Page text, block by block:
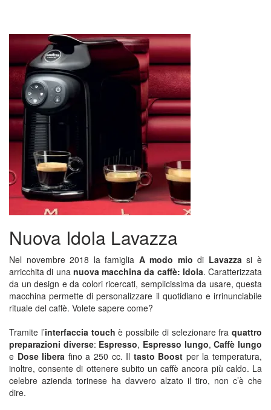
Nuova Idola Lavazza
Nel novembre 2018 la famiglia A modo mio di Lavazzasi è
arricchita di una nuova macchina da caffè: Idola. Caratterizzata
da un design e da colori ricercati, semplicissima da usare, questa
macchina permette di personalizzare il quotidiano e irrinunciabile
rituale del caffè. Volete sapere come?
Tramite l’interfaccia touch è possibile di selezionare fra quattro
preparazioni diverse: Espresso, Espresso lungo,Caffè lungo
e Dose libera fino a 250 cc. Il tasto Boost per la temperatura,
inoltre, consente di ottenere subito un caffè ancora più caldo. La
celebre azienda torinese ha davvero alzato il tiro, non c’è che
dire.